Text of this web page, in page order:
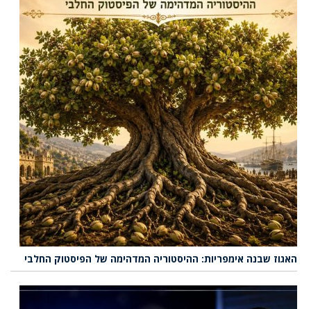
האגוז שבנה אימפריות: ההיסטוריה המדהימה של הפיסטוק החלבי